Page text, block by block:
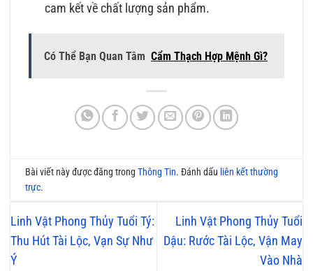
cam kết về chất lượng sản phẩm.
Có Thể Bạn Quan Tâm Cẩm Thạch Hợp Mệnh Gì?
Bài viết này được đăng trongThông Tin. Đánh dấu liên kết thường
trực.
Linh Vật Phong Thủy Tuổi Tý:
Thu Hút Tài Lộc, Vạn Sự Như
Ý
Linh Vật Phong Thủy Tuổi
Dậu: Rước Tài Lộc, Vận May
Vào Nhà